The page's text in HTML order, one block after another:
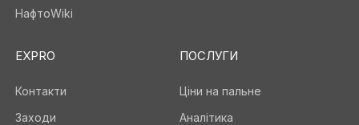
НафтоWiki
EXPRO
Контакти
Заходи
ПОСЛУГИ
Ціни на пальне
Аналітика